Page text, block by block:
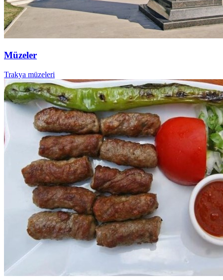
Müzeler
Trakya müzeleri